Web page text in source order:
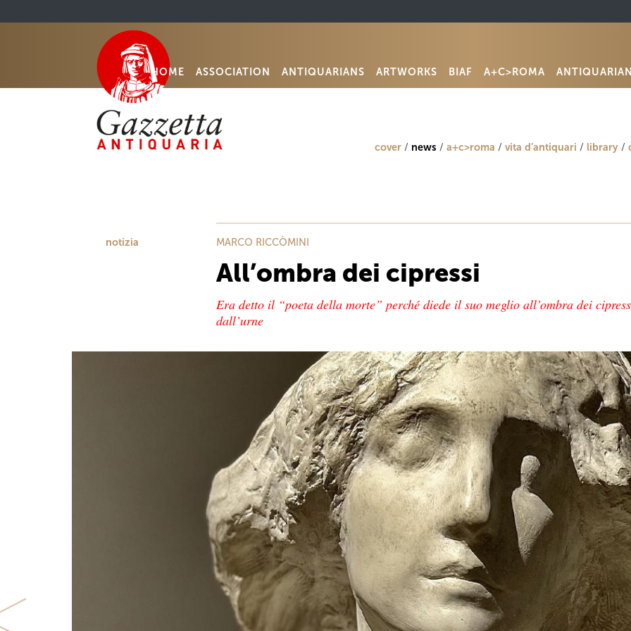
HOME ASSOCIATION ANTIQUARIANS ARTWORKS BIAF A+C>ROMA
cover news a+c>roma vita d’antiquari library
notizia MARCO RICCÒMINI
All’ombra dei cipressi
Era detto il “poeta della morte” perché diede il suo meglio all’ombra dei
dall’urne